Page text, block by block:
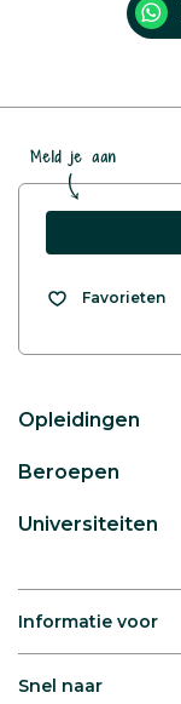
Meld je aan
Favorieten
Opleidingen
Beroepen
Universiteiten
Informatie voor
Snel naar